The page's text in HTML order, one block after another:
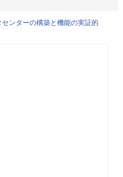
ンターの構築と機能の実証的